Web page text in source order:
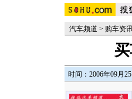
汽车频道 > 购车资
时间：2006年09月